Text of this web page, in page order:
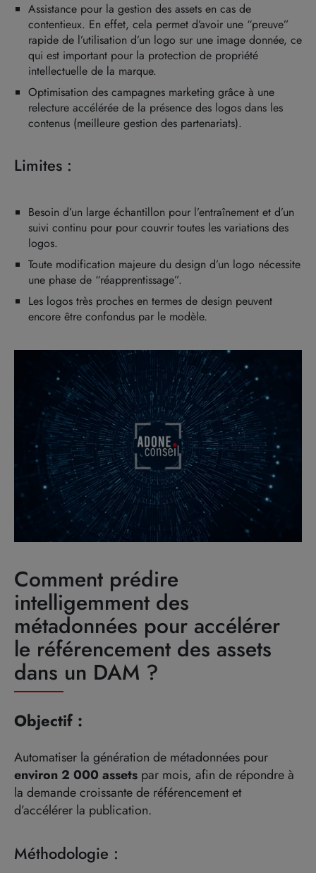
Assistance pour la gestion des assets en cas de
contentieux. En effet, cela permet d’avoir une “preuve”
rapide de l’utilisation d’un logo sur une image donnée, ce
qui est important pour la protection de propriété
intellectuelle de la marque.
Optimisation des campagnes marketing grâce à une
relecture accélérée de la présence des logos dans les
contenus (meilleure gestion des partenariats).
Limites :
Besoin d’un large échantillon pour l’entraînement et d’un
suivi continu pour pour couvrir toutes les variations des
logos.
Toute modification majeure du design d’un logo nécessite
une phase de “réapprentissage”.
Les logos très proches en termes de design peuvent
encore être confondus par le modèle.
Comment prédire
intelligemment des
métadonnées pour accélérer
le référencement des assets
dans un DAM ?
Objectif :
Automatiser la génération de métadonnées pour
environ 2 000 assets par mois, afin de répondre à
la demande croissante de référencement et
d’accélérer la publication.
Méthodologie :